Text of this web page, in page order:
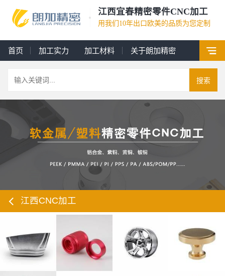
江西宜春精密零件CNC加工
用我们10年出口欧美的品质为您定制
首页 加工实力 加工材料 关于朗加精密
搜索
江西CNC加工